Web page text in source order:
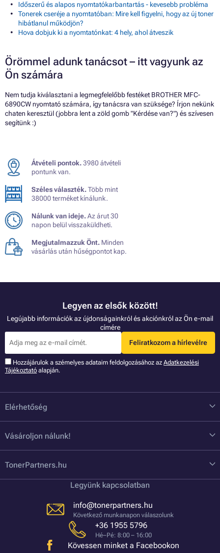
Időszerű és alapos nyomtatókarbantartás - kevesebb probléma
Tonerek cseréje a nyomtatóban: Mire kell figyelni, hogy az új toner
hibátlanul működjön?
Hova dobjuk ki a nyomtatónkat: 4 hely, ahol átveszik
Örömmel adunk tanácsot – itt vagyunk az
Ön számára
Nem tudja kiválasztani a legmegfelelőbb festéket BROTHER MFC-
6890CW nyomtató számára, így tanácsra van szüksége? Írjon nekünk
chaten keresztül (jobbra lent a zöld gomb "Kérdése van?") és szívesen
segítünk :)
Átvételi pontok.3980 átvételi
pontunk van.
Széles választék.Több mint
38000 terméket kínálunk.
Nálunk van ideje.Az árut 30
napon belül visszaküldheti.
Megjutalmazzuk Önt. Minden
vásárlás után hűségpontot kap.
Legyen az elsők között!
Legújabb információk az újdonságainkról és akciónkról az Ön e-mail
címére
Feliratkozom a hírlevélre
Hozzájárulok a szémelyes adataim feldolgozásához az Adatkezelési
Tájékoztató alapján.
Elérhetőség
Vásároljon nálunk!
TonerPartners.hu
Legyünk kapcsolatban
info@tonerpartners.hu
Következő munkanapon válaszolunk
+36 1955 5796
Hé–Pé: 8:00 – 16:00
Kövessen minket a Facebookon